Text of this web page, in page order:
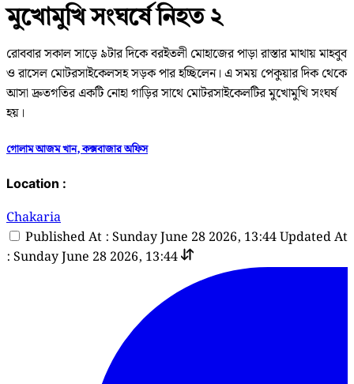
মুখোমুখি সংঘর্ষে নিহত ২
রোববার সকাল সাড়ে ৯টার দিকে বরইতলী মোহাজের পাড়া রাস্তার মাথায় মাহবুব
ও রাসেল মোটরসাইকেলসহ সড়ক পার হচ্ছিলেন। এ সময় পেকুয়ার দিক থেকে
আসা দ্রুতগতির একটি নোহা গাড়ির সাথে মোটরসাইকেলটির মুখোমুখি সংঘর্ষ
হয়।
গোলাম আজম খান, কক্সবাজার অফিস
Location :
Chakaria
Published At : Sunday June 28 2026, 13:44Updated At
: Sunday June 28 2026, 13:44